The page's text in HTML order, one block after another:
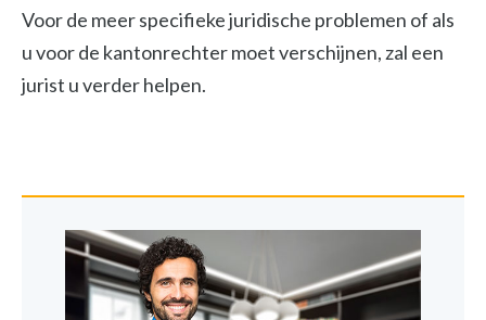
Voor de meer specifieke juridische problemen of als
u voor de kantonrechter moet verschijnen, zal een
jurist u verder helpen.